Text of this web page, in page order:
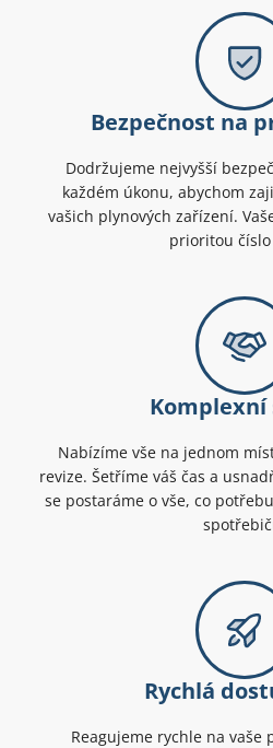
Bezpečnost na
Dodržujeme nejvyšší
každém úkonu, abychom
vašich plynových zařízení.
prioritou
Komplexní
Nabízíme vše na jednom
revize. Šetříme váš čas a
se postaráme o vše, co
Rychlá
Reagujeme rychle na vaše